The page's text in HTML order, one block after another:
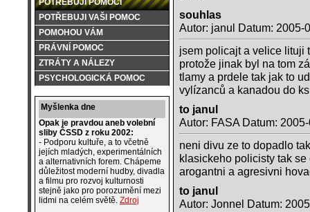
POTŘEBUJI POMOCI
POTŘEBUJI VAŠI POMOC
POMOHOU VÁM
PRÁVNÍ POMOC
ZTRÁTY A NÁLEZY
PSYCHOLOGICKÁ POMOC
Myšlenka dne
Opak je pravdou aneb volební
sliby ČSSD z roku 2002:
- Podporu kultuře, a to včetně
jejích mladých, experimentálních
a alternativních forem. Chápeme
důležitost moderní hudby, divadla
a filmu pro rozvoj kulturnosti
stejně jako pro porozumění mezi
lidmi na celém světě. Zdroj
souhlas
Autor: janul Datum: 2005-
jsem policajt a velice lituji
protože jinak byl na tom
tlamy a prdele tak jak to
vylízanců a kanadou do
to janul
Autor: FASA Datum:
neni divu ze to dopadlo
klasickeho policisty tak
arogantni a agresivni
to janul
Autor: Jonnel Datum: